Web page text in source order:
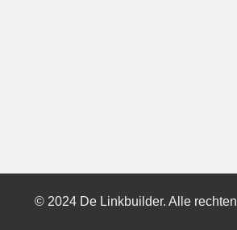
© 2024 De Linkbuilder. Alle